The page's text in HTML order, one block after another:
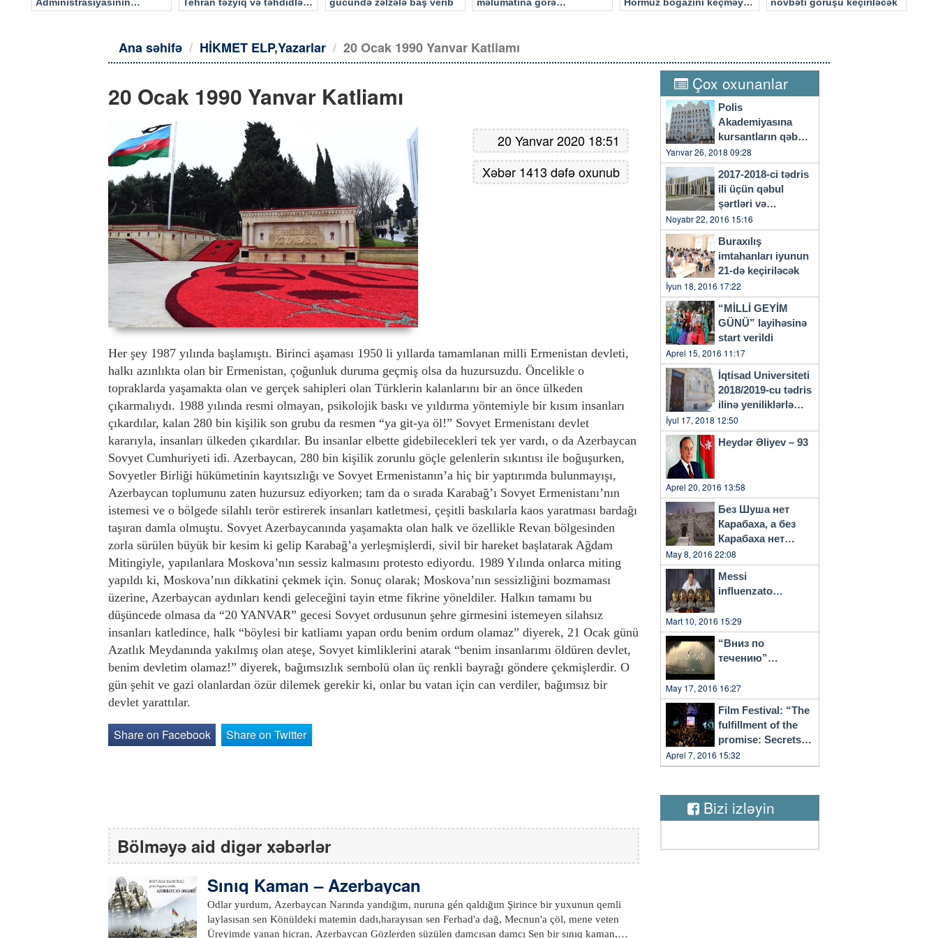
Ana səhifə HİKMET ELP,Yazarlar 20 Ocak 1990 Yanvar Katliamı
20 Ocak 1990 Yanvar Katliamı
20 Yanvar 2020 18:51
Xəbər 1413 dəfə oxunub
Her şey 1987 yılında başlamıştı. Birinci aşaması 1950 li yıllarda tamamlanan milli Ermenistan devleti,
halkı azınlıkta olan bir Ermenistan, çoğunluk duruma geçmiş olsa da huzursuzdu. Öncelikle o
topraklarda yaşamakta olan ve gerçek sahipleri olan Türklerin kalanlarını bir an önce ülkeden
çıkarmalıydı. 1988 yılında resmi olmayan, psikolojik baskı ve yıldırma yöntemiyle bir kısım insanları
çıkardılar, kalan 280 bin kişilik son grubu da resmen “ya git-ya öl!” Sovyet Ermenistanı devlet
kararıyla, insanları ülkeden çıkardılar. Bu insanlar elbette gidebilecekleri tek yer vardı, o da Azerbaycan
Sovyet Cumhuriyeti idi. Azerbaycan, 280 bin kişilik zorunlu göçle gelenlerin sıkıntısı ile boğuşurken,
Sovyetler Birliği hükümetinin kayıtsızlığı ve Sovyet Ermenistanın’a hiç bir yaptırımda bulunmayışı,
Azerbaycan toplumunu zaten huzursuz ediyorken; tam da o sırada Karabağ’ı Sovyet Ermenistanı’nın
istemesi ve o bölgede silahlı terör estirerek insanları katletmesi, çeşitli baskılarla kaos yaratması bardağı
taşıran damla olmuştu. Sovyet Azerbaycanında yaşamakta olan halk ve özellikle Revan bölgesinden
zorla sürülen büyük bir kesim ki gelip Karabağ’a yerleşmişlerdi, sivil bir hareket başlatarak Ağdam
Mitingiyle, yapılanlara Moskova’nın sessiz kalmasını protesto ediyordu. 1989 Yılında onlarca miting
yapıldı ki, Moskova’nın dikkatini çekmek için. Sonuç olarak; Moskova’nın sessizliğini bozmaması
üzerine, Azerbaycan aydınları kendi geleceğini tayin etme fikrine yöneldiler. Halkın tamamı bu
düşüncede olmasa da “20 YANVAR” gecesi Sovyet ordusunun şehre girmesini istemeyen silahsız
insanları katledince, halk “böylesi bir katliamı yapan ordu benim ordum olamaz” diyerek, 21 Ocak günü
Azatlık Meydanında yakılmış olan ateşe, Sovyet kimliklerini atarak “benim insanlarımı öldüren devlet,
benim devletim olamaz!” diyerek, bağımsızlık sembolü olan üç renkli bayrağı göndere çekmişlerdir. O
gün şehit ve gazi olanlardan özür dilemek gerekir ki, onlar bu vatan için can verdiler, bağımsız bir
devlet yarattılar.
Share on Facebook Share on Twitter
Bölməyə aid digər xəbərlər
Sınıq Kaman – Azerbaycan
Odlar yurdum, Azerbaycan Narında yandığım, nuruna gén qaldığım Şirince bir yuxunun qemli
laylasısan sen Könüldeki matemin dadı,harayısan sen Ferhad'a dağ, Mecnun'a çöl, mene veten
Üreyimde yanan hicran, Azerbaycan Gözlerden süzülen damcısan damcı Sen bir sınıq kaman,
Çox oxunanlar
Polis
Akademiyasına
kursantların qəbulu
başlayıb
Yanvar 26, 2018 09:28
2017-2018-ci tədris
ili üçün qəbul
şərtləri və
qaydaları…
Noyabr 22, 2016 15:16
Buraxılış
imtahanları iyunun
21-də keçiriləcək
İyun 18, 2016 17:22
“MİLLİ GEYİM
GÜNÜ” layihəsinə
start verildi
Aprel 15, 2016 11:17
İqtisad Universiteti
2018/2019-cu tədris
ilinə yeniliklərlə
başlayacaq
İyul 17, 2018 12:50
Heydər Əliyev – 93
Aprel 20, 2016 13:58
Без Шуша нет
Карабаха, а без
Карабаха нет
Азербайджана…
May 8, 2016 22:08
Messi
influenzato…
Mart 10, 2016 15:29
“Вниз по
течению”…
May 17, 2016 16:27
Film Festival: “The
fulfillment of the
promise: Secrets
of Vilnius”
Aprel 7, 2016 15:32
Bizi izləyin